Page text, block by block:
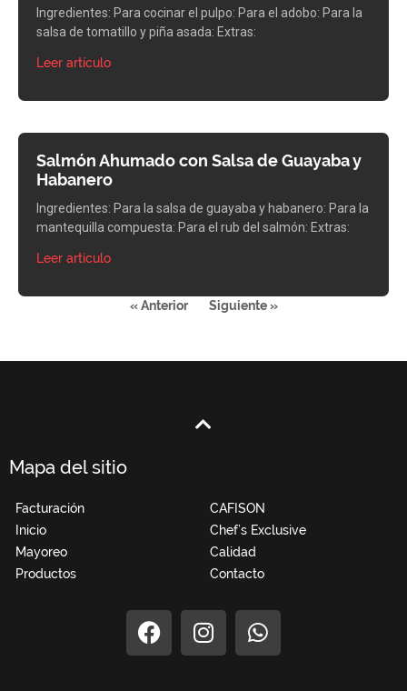
Ingredientes: Para cocinar el pulpo: Para el adobo: Para la
salsa de tomatillo y piña asada: Extras:
Leer artículo
Salmón Ahumado con Salsa de Guayaba y
Habanero
Ingredientes: Para la salsa de guayaba y habanero: Para la
mantequilla compuesta: Para el rub del salmón: Extras:
Leer artículo
« Anterior Siguiente »
Mapa del sitio
Facturación
Inicio
Mayoreo
Productos
CAFISON
Chef’s Exclusive
Calidad
Contacto